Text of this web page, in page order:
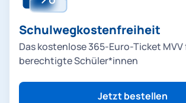
G
U
Schulwegkostenfreiheit
Das kostenlose 365-Euro-Ticket MVV
berechtigte Schüler*innen
Jetzt bestellen